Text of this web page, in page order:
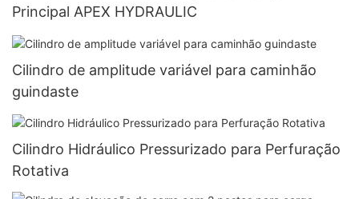
Principal APEX HYDRAULIC
Cilindro de amplitude variável para caminhão
guindaste
Cilindro Hidráulico Pressurizado para Perfuração
Rotativa